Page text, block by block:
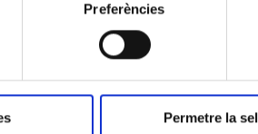
Preferències
Permetre la